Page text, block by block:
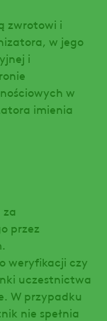
zwrotowi i
w jego
i
w
imienia
przez
weryfikacji czy
uczestnictwa
W przypadku
nie spełnia